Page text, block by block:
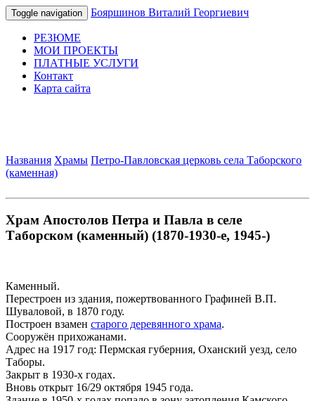
Toggle navigation Бояршинов Виталий Георгиевич
РЕЗЮМЕ
МОИ ПРОЕКТЫ
ПЛАТНЫЕ УСЛУГИ
Контакт
Карта сайта
Названия Храмы Петро-Павловская церковь села Таборского
(каменная)
Храм Апостолов Петра и Павла в селе
Таборском (каменный) (1870-1930-е, 1945-)
Каменный.
Перестроен из здания, пожертвованного Графиней В.П.
Шуваловой, в 1870 году.
Построен взамен старого деревянного храма.
Сооружён прихожанами.
Адрес на 1917 год: Пермская губерния, Оханский уезд, село
Таборы.
Закрыт в 1930-х годах.
Вновь открыт 16/29 октября 1945 года.